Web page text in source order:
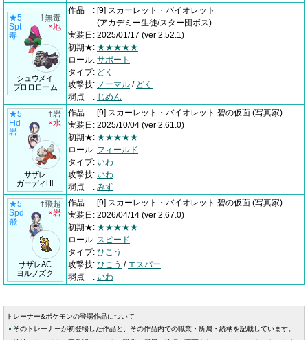
★5
Spt
毒
シュウメイ
ブロロローム
†無毒
×地
作品 : [9] スカーレット・バイオレット
(アカデミー生徒/スター団ボス)
実装日 : 2025/01/17 (ver 2.52.1)
初期★: ★★★★★
ロール: サポート
タイプ: どく
攻撃技: ノーマル / どく
弱点
: じめん
★5
Fld
岩
サザレ
ガーディHi
†岩
×水
作品 : [9] スカーレット・バイオレット 碧の仮面 (写真家)
実装日 : 2025/10/04 (ver 2.61.0)
初期★: ★★★★★
ロール: フィールド
タイプ: いわ
攻撃技: いわ
弱点
: みず
★5
Spd
飛
サザレAC
ヨルノズク
†飛超
×岩
作品 : [9] スカーレット・バイオレット 碧の仮面 (写真家)
実装日 : 2026/04/14 (ver 2.67.0)
初期★: ★★★★★
ロール: スピード
タイプ: ひこう
攻撃技: ひこう /エスパー
弱点
: いわ
トレーナー&ポケモンの登場作品について
そのトレーナーが初登場した作品と、その作品内での職業・所属・続柄を記載しています。